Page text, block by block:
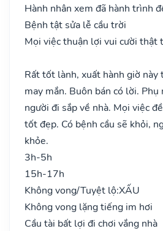
Hành nhân xem đã hành trình
Bệnh tật sửa lễ cầu trời
Mọi việc thuận lợi vui cười thật
Rất tốt lành, xuất hành giờ này
may mắn. Buôn bán có lời.
người đi sắp về nhà. Mọi việc
tốt đẹp. Có bệnh cầu sẽ khỏi,
khỏe.
3h-5h
15h-17h
Không vong/Tuyệt lộ:XẤU
Không vong lặng tiếng im hơi
Cầu tài bất lợi đi chơi vắng nhà